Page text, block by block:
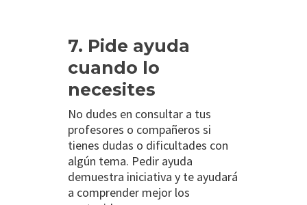
7. Pide ayuda
cuando lo
necesites
No dudes en consultar a tus
profesores o compañeros si
tienes dudas o dificultades con
algún tema. Pedir ayuda
demuestra iniciativa y te ayudará
a comprender mejor los